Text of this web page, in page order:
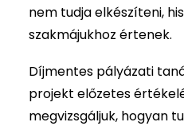
nem tudja elkészíteni,
szakmájukhoz értenek.
Díjmentes pályázati
projekt előzetes
megvizsgáljuk, hogyan